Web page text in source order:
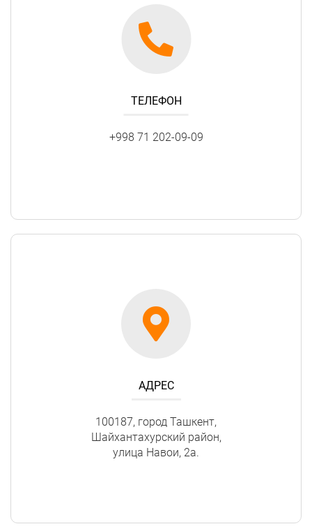
ТЕЛЕФОН
+998 71 202-09-09
АДРЕС
100187, город Ташкент,
Шайхантахурский район,
улица Навои, 2а.